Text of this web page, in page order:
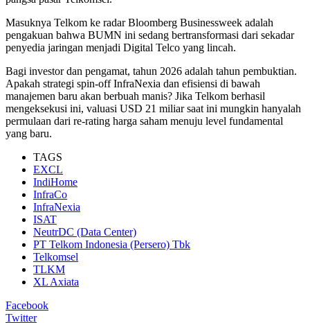
Masuknya Telkom ke radar Bloomberg Businessweek adalah
pengakuan bahwa BUMN ini sedang bertransformasi dari sekadar
penyedia jaringan menjadi Digital Telco yang lincah.
Bagi investor dan pengamat, tahun 2026 adalah tahun pembuktian.
Apakah strategi spin-off InfraNexia dan efisiensi di bawah
manajemen baru akan berbuah manis? Jika Telkom berhasil
mengeksekusi ini, valuasi USD 21 miliar saat ini mungkin hanyalah
permulaan dari re-rating harga saham menuju level fundamental
yang baru.
TAGS
EXCL
IndiHome
InfraCo
InfraNexia
ISAT
NeutrDC (Data Center)
PT Telkom Indonesia (Persero) Tbk
Telkomsel
TLKM
XL Axiata
Facebook
Twitter